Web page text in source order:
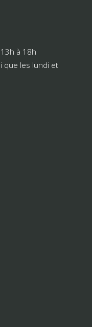
à 18h
que les lundi et